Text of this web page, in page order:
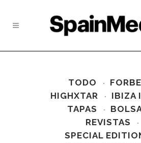
TODO
HIGHXTAR
IBIZA
TAPAS
REVISTAS
SPECIAL